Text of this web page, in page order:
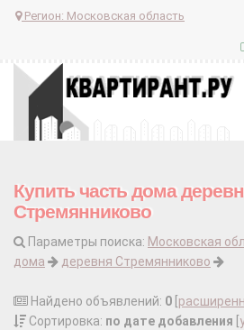
Регион: Московская область
Купить часть дома
Стремянниково
Параметры поиска: Московская
дома
деревня Стремянниково
Найдено объявлений: 0
Сортировка: по дате добавления